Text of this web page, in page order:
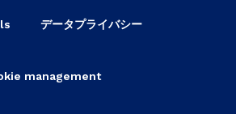
データプライバシー
management